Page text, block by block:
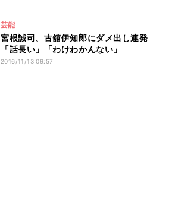
芸能
宮根誠司、古舘伊知郎にダメ出し連発
「話長い」「わけわかんない」
2016/11/13 09:57